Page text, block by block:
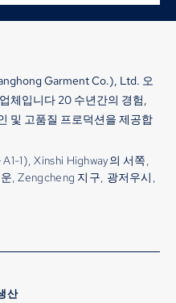
Garment Co.), Ltd. 오
체입니다 20 수년간의 경험,
및 고품질 프로덕션을 제공합
1), Xinshi Highway의 서쪽,
, Zengcheng 지구, 광저우시,
산